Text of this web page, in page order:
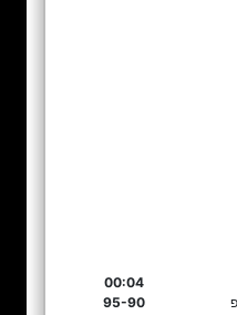
00:04
95-90